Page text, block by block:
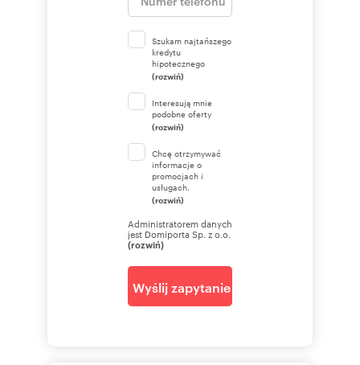
Szukam najtańszego
kredytu
hipotecznego
(rozwiń)
Interesują mnie
podobne oferty
(rozwiń)
Chcę otrzymywać
informacje o
promocjach i
usługach.
(rozwiń)
Administratorem danych
jest Domiporta Sp. z o.o.
(rozwiń)
Wyślij zapytanie